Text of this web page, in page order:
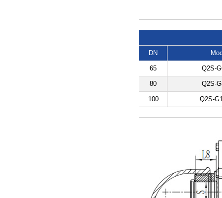
DN
65 Q2S-
80 Q2S-
100 Q2S-